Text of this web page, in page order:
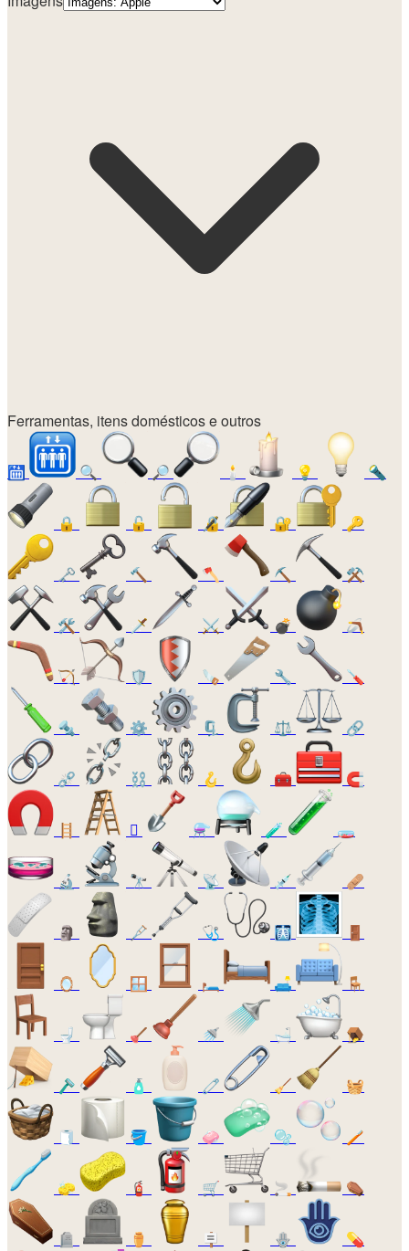
Ferramentas, itens domésticos e outros
🛗 🔍 🔎 🕯️ 💡 🔦
🔒 🔓 🔏 🔐 🔑
🗝️ 🔨 🪓 ⛏️ ⚒️
🛠️ 🗡️ ⚔️ 💣 🪃
🏹 🛡️ 🪚 🔧 🪛
🔩 ⚙️ 🗜️ ⚖️ 🔗
⛓️‍💥 ⛓️ 🪝 🧰 🧲
🪜 🪏 ⚗️ 🧪 🧫
🔬 🔭 📡 💉 🩹
🗿 🩼 🩺 🩻 🚪
🪞 🪟 🛏️ 🛋️ 🪑
🚽 🪠 🚿 🛁 🪤
🪒 🧴 🧷 🧹 🧺
🧻 🪣 🧼 🫧 🪥
🧽 🧯 🛒 🚬 ⚰️
🪦 ⚱️ 🪧 🪬 💊